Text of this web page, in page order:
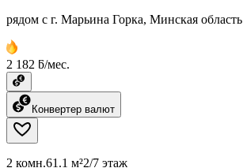
рядом с г. Марьина Горка, Минская область
2 182 ƃ/мес.
Конвертер валют
2 комн.61.1 м²2/7 этаж